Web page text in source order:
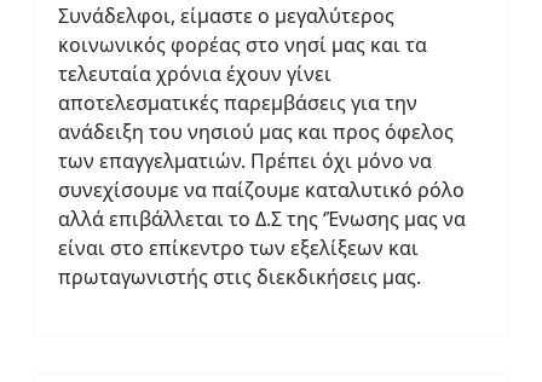
Συνάδελφοι, είμαστε ο μεγαλύτερος
κοινωνικός φορέας στο νησί μας και τα
τελευταία χρόνια έχουν γίνει
αποτελεσματικές παρεμβάσεις για την
ανάδειξη του νησιού μας και προς όφελος
των επαγγελματιών. Πρέπει όχι μόνο να
συνεχίσουμε να παίζουμε καταλυτικό ρόλο
αλλά επιβάλλεται το Δ.Σ της ‘Ένωσης μας να
είναι στο επίκεντρο των εξελίξεων και
πρωταγωνιστής στις διεκδικήσεις μας.